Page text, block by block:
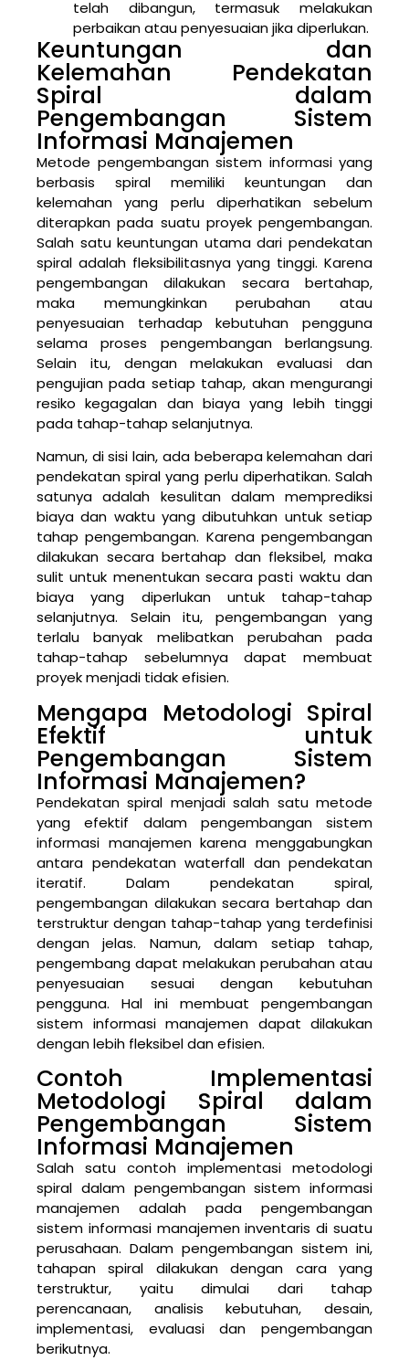
telah dibangun, termasuk melakukan
perbaikan atau penyesuaian jika diperlukan.
Keuntungan dan
Kelemahan Pendekatan
Spiral dalam
Pengembangan Sistem
Informasi Manajemen
Metode pengembangan sistem informasi yang
berbasis spiral memiliki keuntungan dan
kelemahan yang perlu diperhatikan sebelum
diterapkan pada suatu proyek pengembangan.
Salah satu keuntungan utama dari pendekatan
spiral adalah fleksibilitasnya yang tinggi. Karena
pengembangan dilakukan secara bertahap,
maka memungkinkan perubahan atau
penyesuaian terhadap kebutuhan pengguna
selama proses pengembangan berlangsung.
Selain itu, dengan melakukan evaluasi dan
pengujian pada setiap tahap, akan mengurangi
resiko kegagalan dan biaya yang lebih tinggi
pada tahap-tahap selanjutnya.
Namun, di sisi lain, ada beberapa kelemahan dari
pendekatan spiral yang perlu diperhatikan. Salah
satunya adalah kesulitan dalam memprediksi
biaya dan waktu yang dibutuhkan untuk setiap
tahap pengembangan. Karena pengembangan
dilakukan secara bertahap dan fleksibel, maka
sulit untuk menentukan secara pasti waktu dan
biaya yang diperlukan untuk tahap-tahap
selanjutnya. Selain itu, pengembangan yang
terlalu banyak melibatkan perubahan pada
tahap-tahap sebelumnya dapat membuat
proyek menjadi tidak efisien.
Mengapa Metodologi Spiral
Efektif untuk
Pengembangan Sistem
Informasi Manajemen?
Pendekatan spiral menjadi salah satu metode
yang efektif dalam pengembangan sistem
informasi manajemen karena menggabungkan
antara pendekatan waterfall dan pendekatan
iteratif. Dalam pendekatan spiral,
pengembangan dilakukan secara bertahap dan
terstruktur dengan tahap-tahap yang terdefinisi
dengan jelas. Namun, dalam setiap tahap,
pengembang dapat melakukan perubahan atau
penyesuaian sesuai dengan kebutuhan
pengguna. Hal ini membuat pengembangan
sistem informasi manajemen dapat dilakukan
dengan lebih fleksibel dan efisien.
Contoh Implementasi
Metodologi Spiral dalam
Pengembangan Sistem
Informasi Manajemen
Salah satu contoh implementasi metodologi
spiral dalam pengembangan sistem informasi
manajemen adalah pada pengembangan
sistem informasi manajemen inventaris di suatu
perusahaan. Dalam pengembangan sistem ini,
tahapan spiral dilakukan dengan cara yang
terstruktur, yaitu dimulai dari tahap
perencanaan, analisis kebutuhan, desain,
implementasi, evaluasi dan pengembangan
berikutnya.